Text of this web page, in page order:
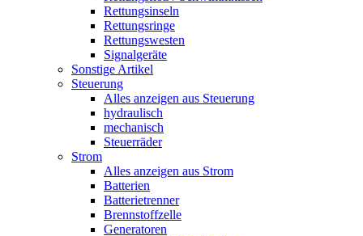
Rettungsinseln
Rettungsringe
Rettungswesten
Signalgeräte
Sonstige Artikel
Steuerung
Alles anzeigen aus Steuerung
hydraulisch
mechanisch
Steuerräder
Strom
Alles anzeigen aus Strom
Batterien
Batterietrenner
Brennstoffzelle
Generatoren